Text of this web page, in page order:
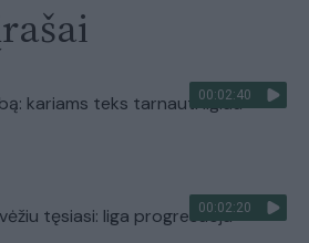
00:02:40
kariams teks tarnauti ilgiau
00:02:20
tęsiasi: liga progresuoja